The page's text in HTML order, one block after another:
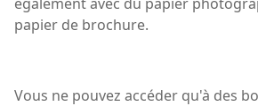
papier de brochure.
Vous ne pouvez accéder qu'à des